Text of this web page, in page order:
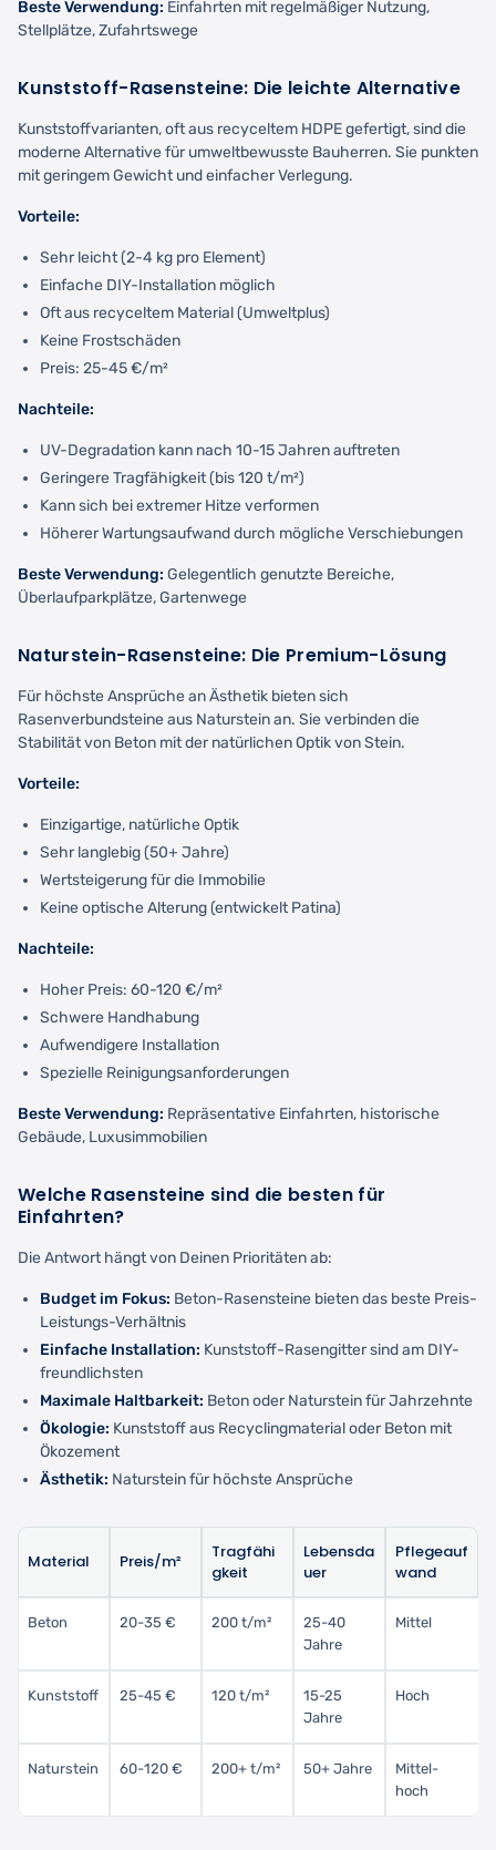
Beste Verwendung: Einfahrten mit regelmäßiger Nutzung,
Stellplätze, Zufahrtswege
Kunststoff-Rasensteine: Die leichte Alternative
Kunststoffvarianten, oft aus recyceltem HDPE gefertigt, sind die
moderne Alternative für umweltbewusste Bauherren. Sie punkten
mit geringem Gewicht und einfacher Verlegung.
Vorteile:
Sehr leicht (2-4 kg pro Element)
Einfache DIY-Installation möglich
Oft aus recyceltem Material (Umweltplus)
Keine Frostschäden
Preis: 25-45 €/m²
Nachteile:
UV-Degradation kann nach 10-15 Jahren auftreten
Geringere Tragfähigkeit (bis 120 t/m²)
Kann sich bei extremer Hitze verformen
Höherer Wartungsaufwand durch mögliche Verschiebungen
Beste Verwendung: Gelegentlich genutzte Bereiche,
Überlaufparkplätze, Gartenwege
Naturstein-Rasensteine: Die Premium-Lösung
Für höchste Ansprüche an Ästhetik bieten sich
Rasenverbundsteine aus Naturstein an. Sie verbinden die
Stabilität von Beton mit der natürlichen Optik von Stein.
Vorteile:
Einzigartige, natürliche Optik
Sehr langlebig (50+ Jahre)
Wertsteigerung für die Immobilie
Keine optische Alterung (entwickelt Patina)
Nachteile:
Hoher Preis: 60-120 €/m²
Schwere Handhabung
Aufwendigere Installation
Spezielle Reinigungsanforderungen
Beste Verwendung: Repräsentative Einfahrten, historische
Gebäude, Luxusimmobilien
Welche Rasensteine sind die besten für
Einfahrten?
Die Antwort hängt von Deinen Prioritäten ab:
Budget im Fokus: Beton-Rasensteine bieten das beste Preis-
Leistungs-Verhältnis
Einfache Installation: Kunststoff-Rasengitter sind am DIY-
freundlichsten
Maximale Haltbarkeit: Beton oder Naturstein für Jahrzehnte
Ökologie: Kunststoff aus Recyclingmaterial oder Beton mit
Ökozement
Ästhetik: Naturstein für höchste Ansprüche
Material Preis/m²
Tragfähi
gkeit
Lebensda
uer
Pflegeauf
wand
Beton 20-35 € 200 t/m²
25-40
Jahre
Mittel
Kunststoff 25-45 € 120 t/m²
15-25
Jahre
Hoch
Naturstein 60-120 € 200+ t/m² 50+ Jahre
Mittel-
hoch